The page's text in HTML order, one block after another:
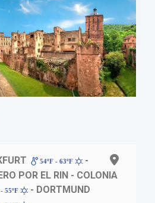
54ºF - 63ºF
-
POR EL RIN - COLONIA
- 55ºF - DORTMUND